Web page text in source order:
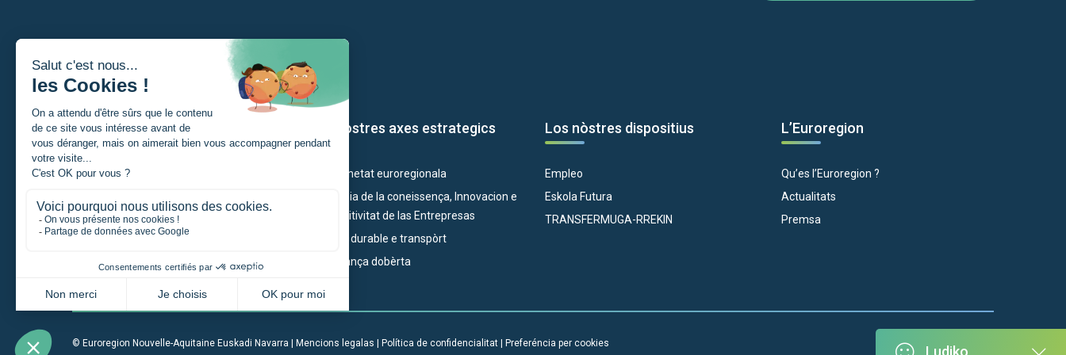
Soi
Un estudiant
Un portaire de projècte
Una institucion
Los nòstres axes estrategics
Ciutadanetat euroregionala
Economia de la coneissença, Innovacion e
Competitivitat de las Entrepresas
Territòri durable e transpòrt
Governança dobèrta
Los nòstres dispositius
Empleo
Eskola Futura
TRANSFERMUGA-RREKIN
L’Euroregion
Qu’es l’Euroregion ?
Actualitats
Premsa
© Euroregion Nouvelle-Aquitaine Euskadi Navarra | Mencions legalas Política de confidencialitat Preferéncia per cookies Ludiko